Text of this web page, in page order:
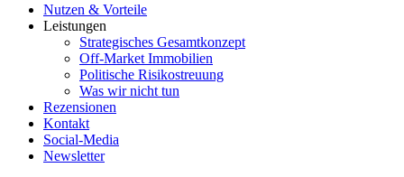
Nutzen & Vorteile
Leistungen
Strategisches Gesamtkonzept
Off-Market Immobilien
Politische Risikostreuung
Was wir nicht tun
Rezensionen
Kontakt
Social-Media
Newsletter